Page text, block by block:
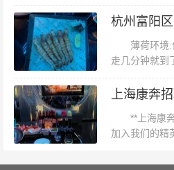
流，但你是否
的职场机会？
薄荷环境:
走几分钟就到
片率也是有的
歌歌曲基本有
**上海康奔
加入我们的精
终致力于为客